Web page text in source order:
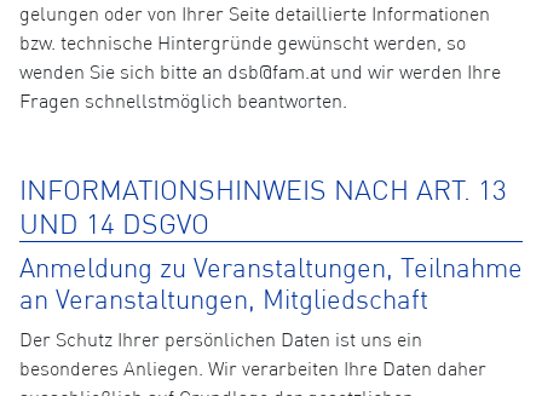
gelungen oder von Ihrer Seite detaillierte Informationen
bzw. technische Hintergründe gewünscht werden, so
wenden Sie sich bitte an dsb@fam.at und wir werden Ihre
Fragen schnellstmöglich beantworten.
INFORMATIONSHINWEIS NACH ART. 13
UND 14 DSGVO
Anmeldung zu Veranstaltungen, Teilnahme
an Veranstaltungen, Mitgliedschaft
Der Schutz Ihrer persönlichen Daten ist uns ein
besonderes Anliegen. Wir verarbeiten Ihre Daten daher